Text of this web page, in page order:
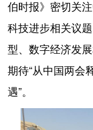
伯时报》密切关
科技进步相关议
型、数字经济发
期待“从中国两会
遇”。